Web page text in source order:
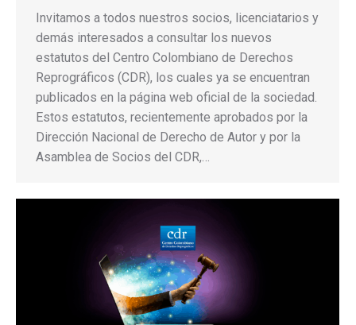
Invitamos a todos nuestros socios, licenciatarios y
demás interesados a consultar los nuevos
estatutos del Centro Colombiano de Derechos
Reprográficos (CDR), los cuales ya se encuentran
publicados en la página web oficial de la sociedad.
Estos estatutos, recientemente aprobados por la
Dirección Nacional de Derecho de Autor y por la
Asamblea de Socios del CDR,…